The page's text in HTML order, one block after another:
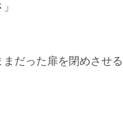
だった扉を閉めさせる